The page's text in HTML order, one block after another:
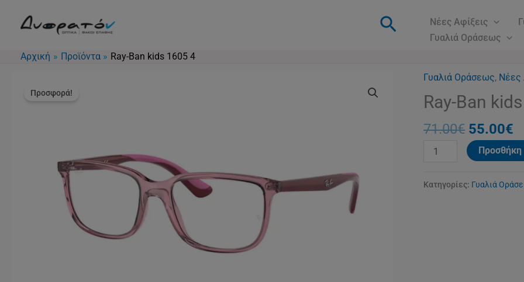
Αναζήτηση
Νέες Αφίξεις
Γυαλιά Οράσεως
Αρχική
Προϊόντα Ray-Ban kids 1605 4
Προσφορά!
Γυαλιά Οράσεως, Νέες
Ray-Ban
71.00€
Original
price
was:
71.00€.
55.00€
Η
Ray-
Ban
kids
1605
Προσθήκη
Κατηγορίες: Γυαλιά